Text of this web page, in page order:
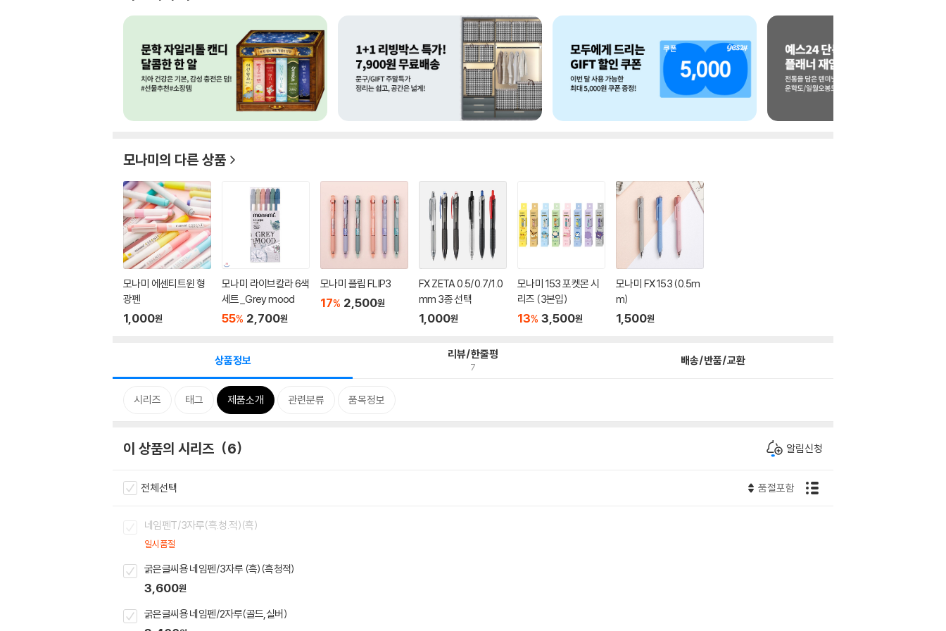
모나미의 다른 상품
모나미 에센티트윈 형
광펜
1,000원
모나미 라이브칼라 6색
세트_Grey mood
55% 2,700원
모나미 플립 FLIP3
17% 2,500원
FX ZETA 0.5/0.7/1.0
mm 3종 선택
1,000원
모나미 153 포켓몬 시
리즈 (3본입)
13% 3,500원
모나미 FX 153 (0.5m
m)
1,500원
상품정보 리뷰/한줄평
7 배송/반품/교환
시리즈 태그 제품소개 관련분류 품목정보
이 상품의 시리즈 6 알림신청
전체선택 품절포함
네임펜T/3자루(흑.청.적)(흑)
일시품절
굵은글씨용 네임펜/3자루 (흑)(흑청적)
3,600원
굵은글씨용 네임펜/2자루(골드,실버)